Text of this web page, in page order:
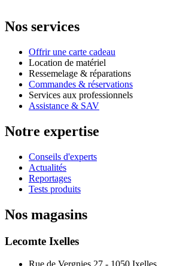
Nos services
Offrir une carte cadeau
Location de matériel
Ressemelage & réparations
Commandes & réservations
Services aux professionnels
Assistance & SAV
Notre expertise
Conseils d'experts
Actualités
Reportages
Tests produits
Nos magasins
Lecomte Ixelles